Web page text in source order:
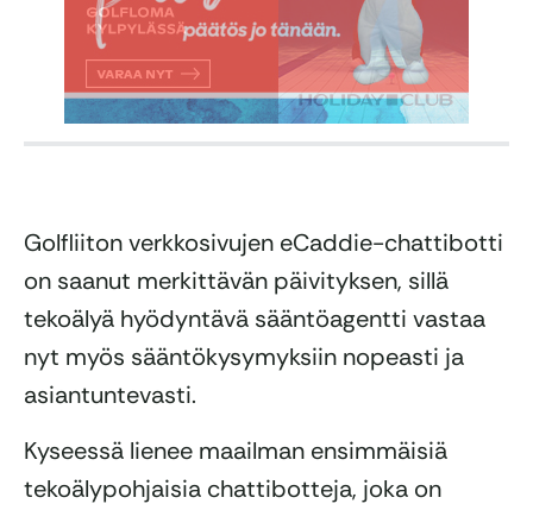
Golfliiton verkkosivujen eCaddie-chattibotti
on saanut merkittävän päivityksen, sillä
tekoälyä hyödyntävä sääntöagentti vastaa
nyt myös sääntökysymyksiin nopeasti ja
asiantuntevasti.
Kyseessä lienee maailman ensimmäisiä
tekoälypohjaisia chattibotteja, joka on